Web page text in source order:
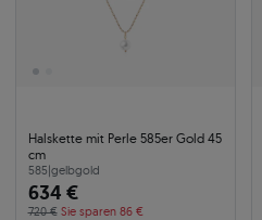
Halskette mit Perle 585er Gold 45
cm
585|gelbgold
634 €
720 € Sie sparen 86 €